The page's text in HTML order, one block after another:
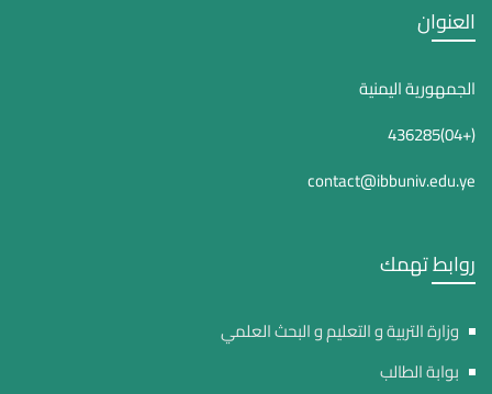
العنوان
الجمهورية اليمنية
(+04)436285
contact@ibbuniv.edu.ye
روابط تهمك
وزارة التربية و التعليم و البحث العلمي
بوابة الطالب